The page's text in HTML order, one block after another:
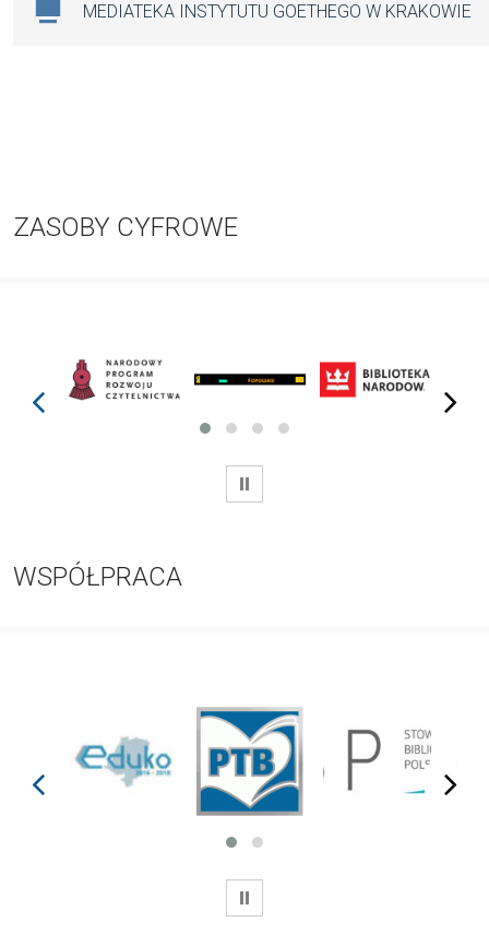
MEDIATEKA INSTYTUTU GOETHEGO W KRAKOWIE
ZASOBY CYFROWE
prev next
WSTRZYMAJ
WSPÓŁPRACA
next
WSTRZYMAJ